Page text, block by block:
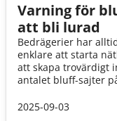
Varning för
att bli lurad
Bedrägerier har
enklare att starta
att skapa trovärdigt
antalet bluff-sajter
som utger sig för
2025-09-03